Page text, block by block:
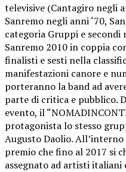
televisive (Cantagiro negli
Sanremo negli anni ‘70,
categoria Gruppi e secondi
Sanremo 2010 in coppia
finalisti e sesti nella
manifestazioni canore e
porteranno la band ad
parte di critica e pubblico.
evento, il
protagonista lo stesso
Augusto Daolio.
premio che fino al 2017 si
assegnato ad artisti